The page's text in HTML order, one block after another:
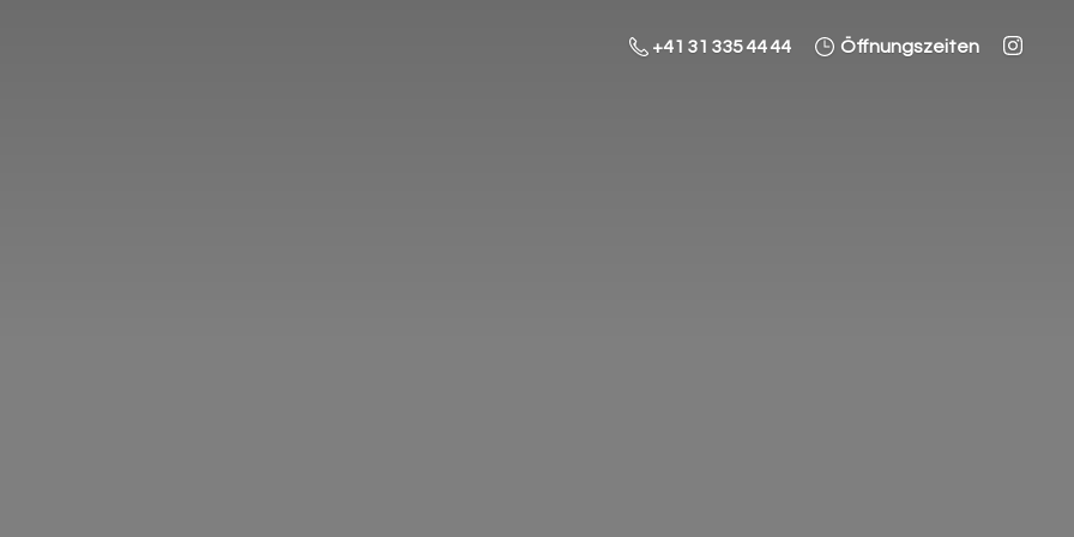
+41 31 335 44 44 Öffnungszeiten